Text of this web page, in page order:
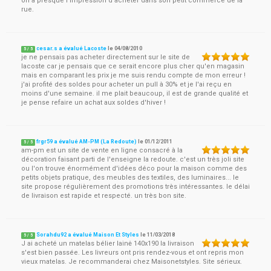
rue.
5 / 5 cesar.s a évalué Lacoste le04/08/2010
je ne pensais pas acheter directement sur le site de
lacoste car je pensais que ce serait encore plus cher qu'en magasin
mais en comparant les prix je me suis rendu compte de mon erreur !
j'ai profité des soldes pour acheter un pull à 30% et je l'ai reçu en
moins d'une semaine. il me plait beaucoup, il est de grande qualité et
je pense refaire un achat aux soldes d'hiver !
5 / 5 frgr59 a évalué AM-PM (La Redoute) le01/12/2011
am-pm est un site de vente en ligne consacré à la
décoration faisant parti de l'enseigne la redoute. c'est un très joli site
ou l'on trouve énormément d'idées déco pour la maison comme des
petits objets pratique, des meubles des textiles, des luminaires... le
site propose régulièrement des promotions très intéressantes. le délai
de livraison est rapide et respecté. un très bon site.
5 / 5 Sorahdu92 a évalué Maison Et Styles le11/03/2018
J ai acheté un matelas bélier lainė 140x190 la livraison
s'est bien passée. Les livreurs ont pris rendez-vous et ont repris mon
vieux matelas. Je recommanderai chez Maisonetstyles. Site sérieux.